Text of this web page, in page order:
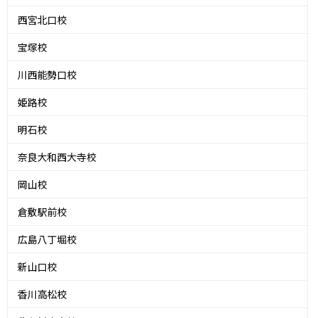
西宮北口校
宝塚校
川西能勢口校
姫路校
明石校
奈良大和西大寺校
岡山校
倉敷駅前校
広島八丁堀校
新山口校
香川高松校